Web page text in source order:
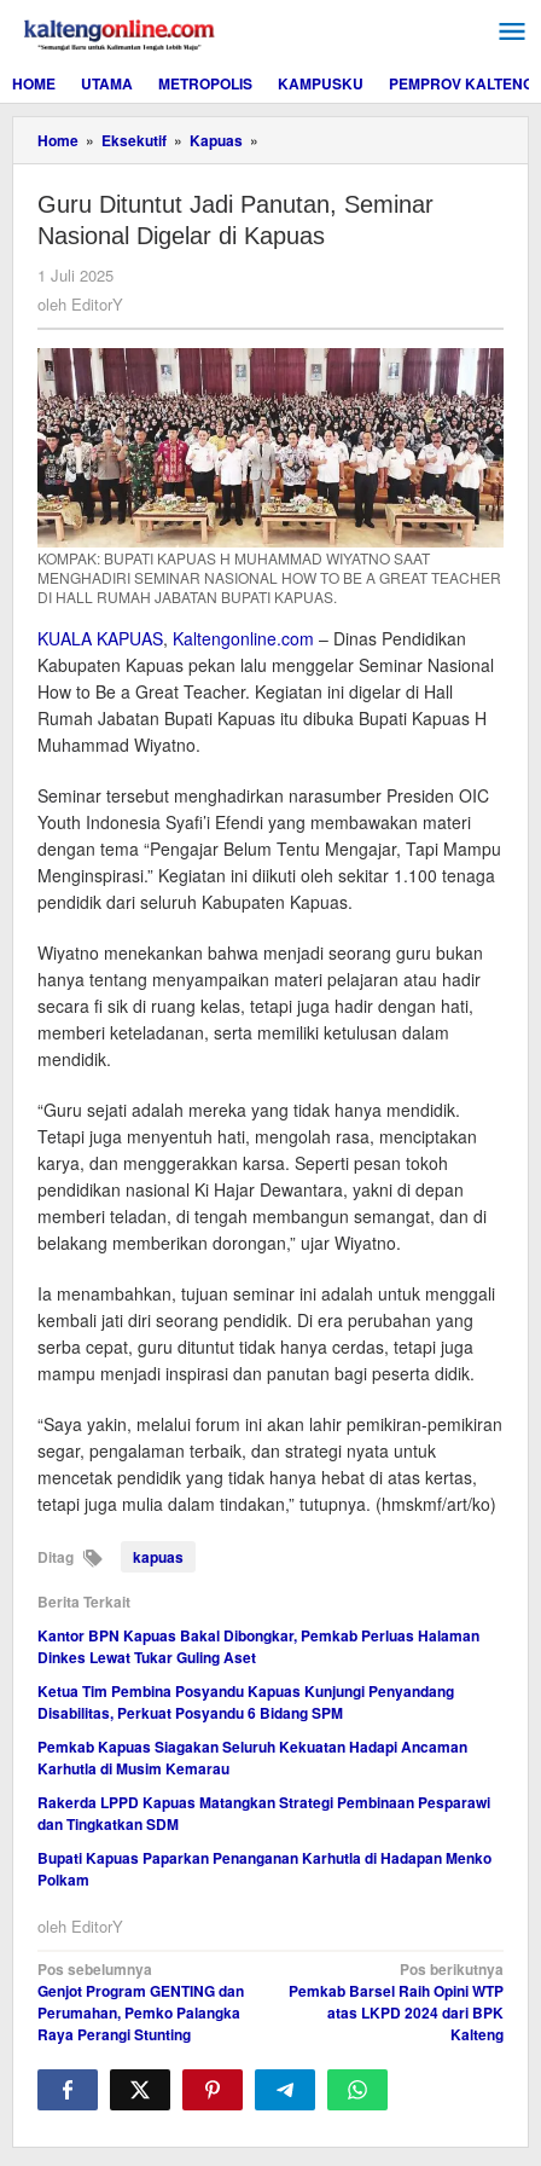
konten
HOME
UTAMA METROPOLIS KAMPUSKU PEMPROV KALTENG
Home » Eksekutif » Kapuas »
Dituntut
Panutan,
Seminar
Nasional
Guru Dituntut Jadi Panutan, Seminar
Nasional Digelar di Kapuas
1 Juli 2025
oleh EditorY
KOMPAK: BUPATI KAPUAS H MUHAMMAD WIYATNO SAAT
MENGHADIRI SEMINAR NASIONAL HOW TO BE A GREAT TEACHER
DI HALL RUMAH JABATAN BUPATI KAPUAS.
KUALA KAPUAS, Kaltengonline.com – Dinas Pendidikan
Kabupaten Kapuas pekan lalu menggelar Seminar Nasional
How to Be a Great Teacher. Kegiatan ini digelar di Hall
Rumah Jabatan Bupati Kapuas itu dibuka Bupati Kapuas H
Muhammad Wiyatno.
Seminar tersebut menghadirkan narasumber Presiden OIC
Youth Indonesia Syafi’i Efendi yang membawakan materi
dengan tema “Pengajar Belum Tentu Mengajar, Tapi Mampu
Menginspirasi.” Kegiatan ini diikuti oleh sekitar 1.100 tenaga
pendidik dari seluruh Kabupaten Kapuas.
Wiyatno menekankan bahwa menjadi seorang guru bukan
hanya tentang menyampaikan materi pelajaran atau hadir
secara fi sik di ruang kelas, tetapi juga hadir dengan hati,
memberi keteladanan, serta memiliki ketulusan dalam
mendidik.
“Guru sejati adalah mereka yang tidak hanya mendidik.
Tetapi juga menyentuh hati, mengolah rasa, menciptakan
karya, dan menggerakkan karsa. Seperti pesan tokoh
pendidikan nasional Ki Hajar Dewantara, yakni di depan
memberi teladan, di tengah membangun semangat, dan di
belakang memberikan dorongan,” ujar Wiyatno.
Ia menambahkan, tujuan seminar ini adalah untuk menggali
kembali jati diri seorang pendidik. Di era perubahan yang
serba cepat, guru dituntut tidak hanya cerdas, tetapi juga
mampu menjadi inspirasi dan panutan bagi peserta didik.
“Saya yakin, melalui forum ini akan lahir pemikiran-pemikiran
segar, pengalaman terbaik, dan strategi nyata untuk
mencetak pendidik yang tidak hanya hebat di atas kertas,
tetapi juga mulia dalam tindakan,” tutupnya. (hmskmf/art/ko)
Ditag kapuas
Berita Terkait
Kantor BPN Kapuas Bakal Dibongkar, Pemkab Perluas Halaman
Dinkes Lewat Tukar Guling Aset
Ketua Tim Pembina Posyandu Kapuas Kunjungi Penyandang
Disabilitas, Perkuat Posyandu 6 Bidang SPM
Pemkab Kapuas Siagakan Seluruh Kekuatan Hadapi Ancaman
Karhutla di Musim Kemarau
Rakerda LPPD Kapuas Matangkan Strategi Pembinaan Pesparawi
dan Tingkatkan SDM
Bupati Kapuas Paparkan Penanganan Karhutla di Hadapan Menko
Polkam
oleh EditorY
Navigasi
pos
Pos sebelumnya
Genjot Program GENTING dan
Perumahan, Pemko Palangka
Raya Perangi Stunting
Pos berikutnya
Pemkab Barsel Raih Opini WTP
atas LKPD 2024 dari BPK
Kalteng